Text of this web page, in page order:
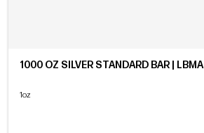
1000 OZ SILVER STANDARD BAR | LBMA
1oz